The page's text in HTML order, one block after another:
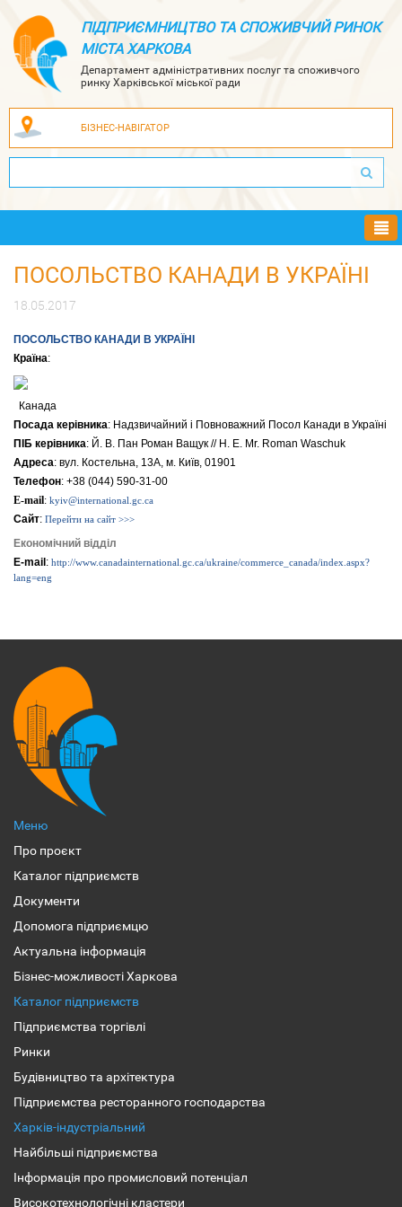
ПІДПРИЄМНИЦТВО ТА СПОЖИВЧИЙ РИНОК
МІСТА ХАРКОВА
Департамент адміністративних послуг та споживчого
ринку Харківської міської ради
БІЗНЕС-НАВІГАТОР
ПОСОЛЬСТВО КАНАДИ В УКРАЇНІ
18.05.2017
ПОСОЛЬСТВО КАНАДИ В УКРАЇНІ
Країна:
Канада
Посада керівника: Надзвичайний i Повноважний Посол Канади в Україні
ПІБ керівника: Й. В. Пан Роман Ващук // H. E. Mr. Roman Waschuk
Адреса: вул. Костельна, 13А, м. Київ, 01901
Телефон: +38 (044) 590-31-00
E-mail: kyiv@international.gc.ca
Сайт: Перейти на сайт >>>
Економічний відділ
E-mail : http://www.canadainternational.gc.ca/ukraine/commerce_canada/index.aspx?
lang=eng
Меню
Про проєкт
Каталог підприємств
Документи
Допомога підприємцю
Актуальна інформація
Бізнес-можливості Харкова
Каталог підприємств
Підприємства торгівлі
Ринки
Будівництво та архітектура
Підприємства ресторанного господарства
Харків-індустріальний
Найбільші підприємства
Інформація про промисловий потенціал
Високотехнологічні кластери